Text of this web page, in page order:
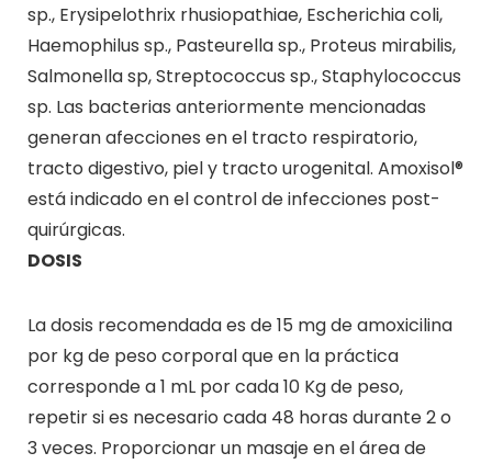
sp., Erysipelothrix rhusiopathiae, Escherichia coli,
Haemophilus sp., Pasteurella sp., Proteus mirabilis,
Salmonella sp, Streptococcus sp., Staphylococcus
sp. Las bacterias anteriormente mencionadas
generan afecciones en el tracto respiratorio,
tracto digestivo, piel y tracto urogenital. Amoxisol®
está indicado en el control de infecciones post-
quirúrgicas.
DOSIS
La dosis recomendada es de 15 mg de amoxicilina
por kg de peso corporal que en la práctica
corresponde a 1 mL por cada 10 Kg de peso,
repetir si es necesario cada 48 horas durante 2 o
3 veces. Proporcionar un masaje en el área de